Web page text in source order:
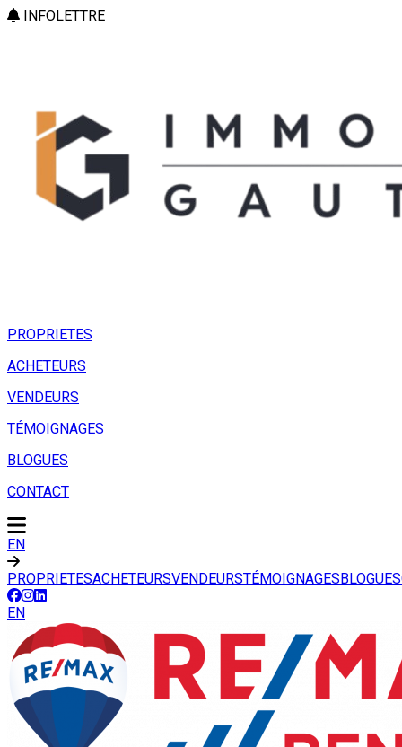
INFOLETTRE
PROPRIETES
ACHETEURS
VENDEURS
TÉMOIGNAGES
BLOGUES
CONTACT
EN
PROPRIETESACHETEURSVENDEURSTÉMOIGNAGESBLOGUES
EN